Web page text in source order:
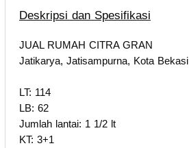
Deskripsi dan Spesifikasi
JUAL RUMAH CITRA GRAN
Jatikarya, Jatisampurna, Kota Bekasi
LT: 114
LB: 62
Jumlah lantai: 1 1/2 lt
KT: 3+1